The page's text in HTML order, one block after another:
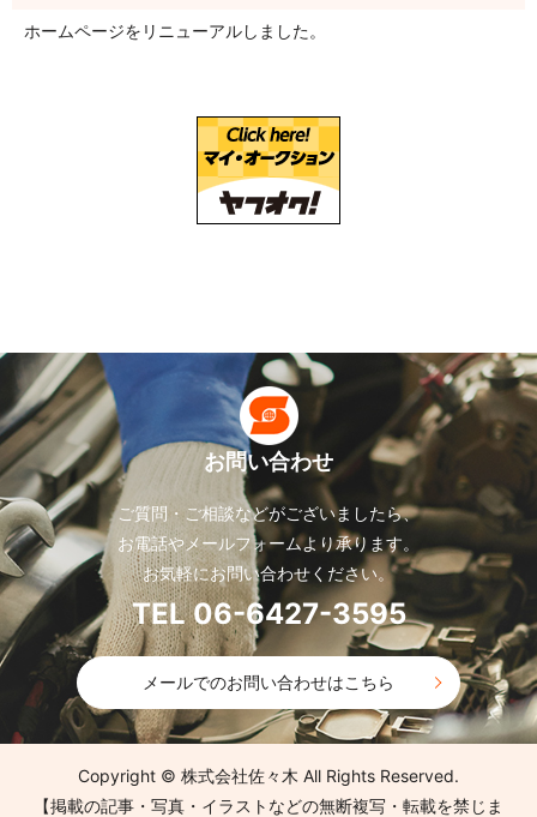
ホームページをリニューアルしました。
お問い合わせ
ご質問・ご相談などがございましたら、
お電話やメールフォームより承ります。
お気軽にお問い合わせください。
TEL 06-6427-3595
メールでのお問い合わせはこちら
Copyright © 株式会社佐々木 All Rights Reserved.
【掲載の記事・写真・イラストなどの無断複写・転載を禁じま